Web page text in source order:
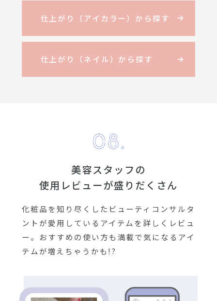
仕上がり（アイカラー）から探す
仕上がり（ネイル）から探す
美容スタッフの
使用レビューが盛りだくさん
化粧品を知り尽くしたビューティコンサルタ
ントが愛用しているアイテムを詳しくレビュ
ー。おすすめの使い方も満載で気になるアイ
テムが増えちゃうかも!?